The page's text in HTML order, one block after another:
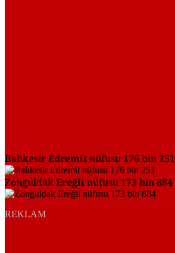
BalıkesirEdremitnüfusu 176 bin 251
ZonguldakEreğlinüfusu 173 bin 884
REKLAM